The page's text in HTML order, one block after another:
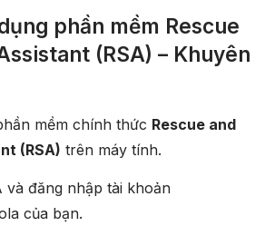
phần mềm Rescue
(RSA) – Khuyên
mềm chính thức Rescue and
(RSA) trên máy tính.
và đăng nhập tài khoản
của bạn.